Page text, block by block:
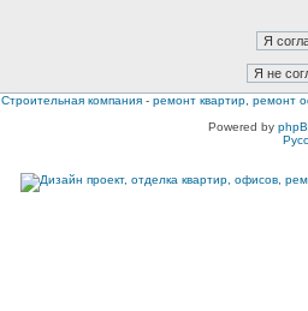
Строительная компания - ремонт квартир, ремонт
Powered by